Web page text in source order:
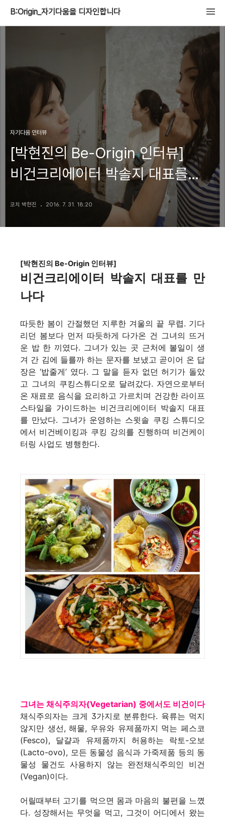
B:Origin_자기다움을 디자인합니다
자기다움 인터뷰
[박현진의 Be-Origin 인터뷰]
비건크리에이터 박솔지 대표를
코치 박현진 2016. 7. 31. 18:20
[박현진의 Be-Origin 인터뷰]
비건크리에이터 박솔지 대표를 만
나다
따듯한 봄이 간절했던 지루한 겨울의 끝 무렵. 기다
리던 봄보다 먼저 따듯하게 다가온 건 그녀의 뜨거
운 밥 한 끼였다. 그녀가 있는 곳 근처에 볼일이 생
겨 간 김에 들를까 하는 문자를 보냈고 곧이어 온 답
장은 ‘밥줄게’ 였다. 그 말을 듣자 없던 허기가 돌았
고 그녀의 쿠킹스튜디오로 달려갔다. 자연으로부터
온 재료로 음식을 요리하고 가르치며 건강한 라이프
스타일을 가이드하는 비건크리에이터 박솔지 대표
를 만났다. 그녀가 운영하는 스윗솔 쿠킹 스튜디오
에서 비건베이킹과 쿠킹 강의를 진행하며 비건케이
터링 사업도 병행한다.
그녀는 채식주의자(Vegetarian) 중에서도 비건이다
채식주의자는 크게 3가지로 분류한다. 육류는 먹지
않지만 생선, 해물, 우유와 유제품까지 먹는 페스코
(Fesco), 달걀과 유제품까지 허용하는 락토-오보
(Lacto-ovo), 모든 동물성 음식과 가죽제품 등의 동
물성 물건도 사용하지 않는 완전채식주의인 비건
(Vegan)이다.
어릴때부터 고기를 먹으면 몸과 마음의 불편을 느꼈
다. 성장해서는 무엇을 먹고, 그것이 어디에서 왔는